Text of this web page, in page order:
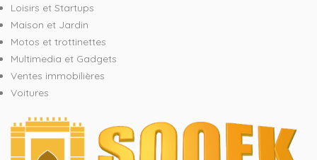
Loisirs et Startups
Maison et Jardin
Motos et trottinettes
Multimedia et Gadgets
Ventes immobilières
Voitures